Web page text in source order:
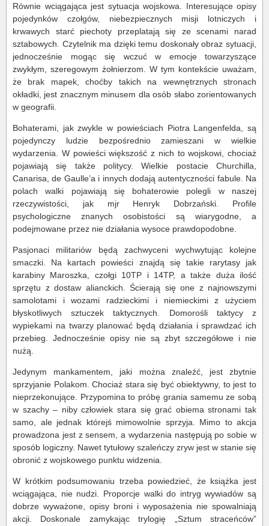
Równie wciągająca jest sytuacja wojskowa. Interesujące opisy
pojedynków czołgów, niebezpiecznych misji lotniczych i
krwawych starć piechoty przeplatają się ze scenami narad
sztabowych. Czytelnik ma dzięki temu doskonały obraz sytuacji,
jednocześnie mogąc się wczuć w emocje towarzyszące
zwykłym, szeregowym żołnierzom. W tym kontekście uważam,
że brak mapek, choćby takich na wewnętrznych stronach
okładki, jest znacznym minusem dla osób słabo zorientowanych
w geografii.
Bohaterami, jak zwykle w powieściach Piotra Langenfelda, są
pojedynczy ludzie bezpośrednio zamieszani w wielkie
wydarzenia. W powieści większość z nich to wojskowi, chociaż
pojawiają się także politycy. Wielkie postacie Churchilla,
Canarisa, de Gaulle’a i innych dodają autentyczności fabule. Na
polach walki pojawiają się bohaterowie polegli w naszej
rzeczywistości, jak mjr Henryk Dobrzański. Profile
psychologiczne znanych osobistości są wiarygodne, a
podejmowane przez nie działania wysoce prawdopodobne.
Pasjonaci militariów będą zachwyceni wychwytując kolejne
smaczki. Na kartach powieści znajdą się takie rarytasy jak
karabiny Maroszka, czołgi 10TP i 14TP, a także duża ilość
sprzętu z dostaw alianckich. Ścierają się one z najnowszymi
samolotami i wozami radzieckimi i niemieckimi z użyciem
błyskotliwych sztuczek taktycznych. Domorośli taktycy z
wypiekami na twarzy planować będą działania i sprawdzać ich
przebieg. Jednocześnie opisy nie są zbyt szczegółowe i nie
nużą.
Jedynym mankamentem, jaki można znaleźć, jest zbytnie
sprzyjanie Polakom. Chociaż stara się być obiektywny, to jest to
nieprzekonujące. Przypomina to próbę grania samemu ze sobą
w szachy – niby człowiek stara się grać obiema stronami tak
samo, ale jednak którejś mimowolnie sprzyja. Mimo to akcja
prowadzona jest z sensem, a wydarzenia następują po sobie w
sposób logiczny. Nawet tytułowy szaleńczy zryw jest w stanie się
obronić z wojskowego punktu widzenia.
W krótkim podsumowaniu trzeba powiedzieć, że książka jest
wciągająca, nie nudzi. Proporcje walki do intryg wywiadów są
dobrze wyważone, opisy broni i wyposażenia nie spowalniają
akcji. Doskonale zamykając trylogię „Sztum straceńców”